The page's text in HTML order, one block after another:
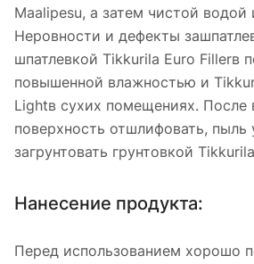
Maalipesu, а затем чистой водой
Неровности и дефекты
шпатлевкой Tikkurila Euro Fillerв
повышенной влажностью и
Lightв сухих помещениях. После
поверхность отшлифовать, пыль
загрунтовать грунтовкой
Нанесение продукта:
Перед использованием хорошо